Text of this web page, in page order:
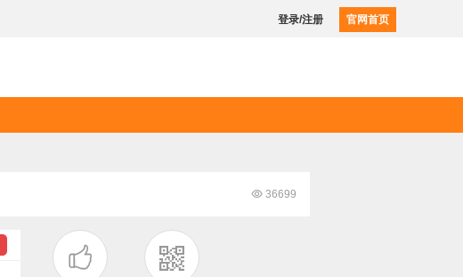
登录/注册 官网首页
 36699
